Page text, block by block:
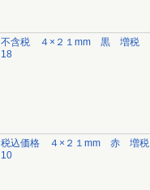
不含税 ４×２１mm 黒 増税
18
税込価格 ４×２１mm 赤 増税
10